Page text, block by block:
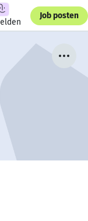
Job posten